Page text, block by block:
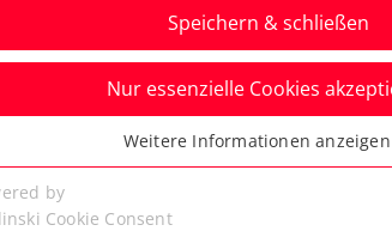
GROUP
Speichern & schließen
Nur essenzielle Cookies
Cookies werden für grundlegende
benötigt. Dadurch ist gewährleistet,
Weitere Informationen
by
Cookie Consent